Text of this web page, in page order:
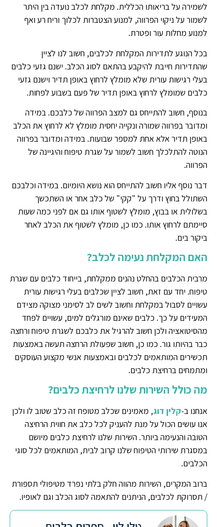
לשמירה על בריאותו הכללית. מקלחת לכלב נועדה בין היתר
לשמור על ניקוי הפרווה, למנוע הצטברות לכלוך וריח רע ואף
למנוע מחלות עור ופטרת.
בכל הנוגע לתדירות המקלחת לכלבים, חשוב לנו לציין
שהתדירות חייבת להיקבע בהתאם לסוג הכלב. ישנם גזעי כלבים
בעלי רגישות עורית שלא מומלץ לרחוץ באופן תדיר וישנם גזעי
כלבים שמומלץ לרחוץ באופן תדיר של פעם בשבוע לפחות.
בנוסף, חשוב להתייחס גם למצב הפרווה של כלבכם. במידה
ומדובר בפרווה שמורה ונקייה יחסית מומלץ לא לרחוץ את הכלב
באופן תדיר אלא אחת למספר שבועות. במידה ומדובר בפרווה
הנוטה להתלכלך חשוב לשמור על שגרת טיפוח והיגיינה של
הפרווה.
דבר נוסף אליו חשוב להתייחס הוא נושא היומיום. במידה וכלבכם
השתולל בחוץ ודרך על "קקי" של כלב אחר או השתכשך
בשלולית או בבוץ, מומלץ לשטוף אותו גם אם לפני כמה שעות
סיימתם לרחוץ אותו. כמו כן, מומלץ לשטוף את הכלב לאחר
ביקור בים.
האם המקלחת נעימה לכלב?
מרבית הכלבים בהחלט נהנים ממקלחת, בייחוד כלבים עם שגרת
טיפוח. יחד עם זאת, חשוב לציין שכלבים בעלי רגישות עורית
עשויים לסבול במקלחת וחשוב לשים לב לסימני מצוקה מצידם
המעידים על כך. כלבים שאינם מורגלים למים, עשויים לפחד
מהסיטואציה ולכן חשוב להרגיל את כלבכם לשגרת טיפוח ורחצה
כבר בהיותו גור. כמו כן, חשוב שפעולת הרחצה תעשה באמצעות
תכשירים המותאמים לכלבים ובאמצעות אנשי מקצוע העוסקים
ומתמחים ברחיצת כלבים.
מה כולל השירות שלנו לרחיצת כלבים?
אנחנו ב-קלין דוג, מאמינים שכלב מטופח זה כלב שטוב לו ולכן
אנו עושים הכול על מנת להעניק לכל כלב את חווית הרחיצה
הטובה והנעימה ביותר. השירות שלנו לרחיצת כלבים מיושם
במסגרת שירותי הטיפוח שלנו קרוב לבית, המותאמים לכל סוגי
הכלבים.
ברוב המקרים, השירות מהווה חלק בלתי נפרד מטיפולי תספורת
/ תסרוקת לכלבים, הניתנים להתאמה לסוג הכלב וגם לאופיו.